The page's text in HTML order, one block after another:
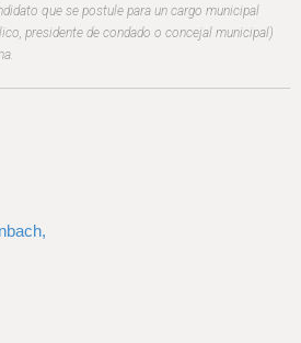
que se postule para un cargo municipal
presidente de condado o concejal municipal)